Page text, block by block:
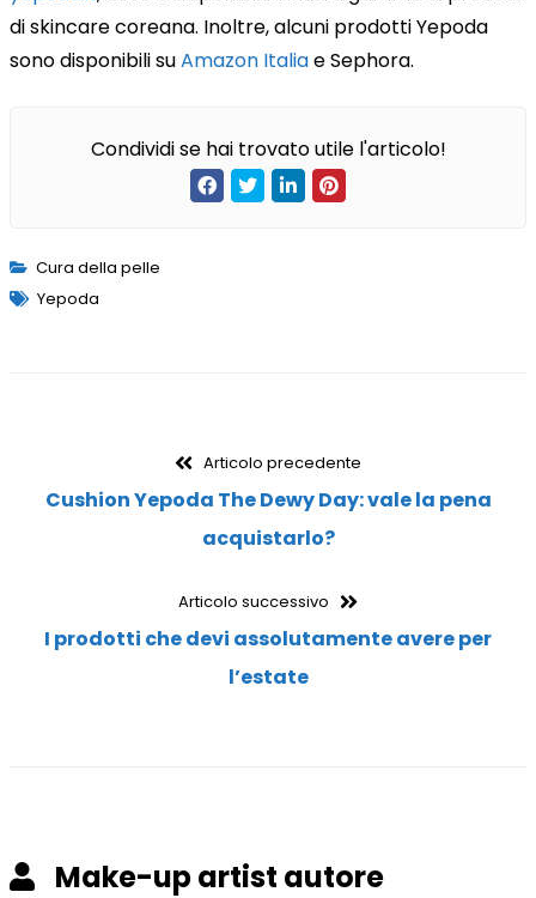
di skincare coreana. Inoltre, alcuni prodotti Yepoda
sono disponibili suAmazon Italiae Sephora.
Condividi se hai trovato utile l'articolo!
Cura della pelle
Yepoda
Navigazione
articoli
Articolo precedenteArticolo
precedente:
Cushion Yepoda The Dewy Day: vale la pena
acquistarlo?
Articolo successivo
Articolo
successivo:
I prodotti che devi assolutamente avere per
l’estate
Make-up artist autore